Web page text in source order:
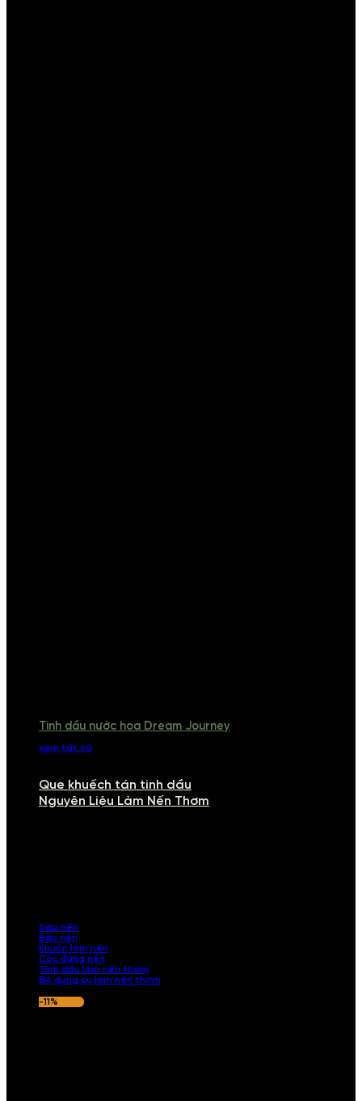
Tinh dầu nước hoa Dream Journey
xem tất cả
Que khuếch tán tinh dầu
Nguyên Liệu Làm Nến Thơm
Sáp nến
Bấc nến
Khuôn làm nến
Cốc đựng nến
Tinh dầu làm nến thơm
Bộ dụng cụ làm nến thơm
-11%